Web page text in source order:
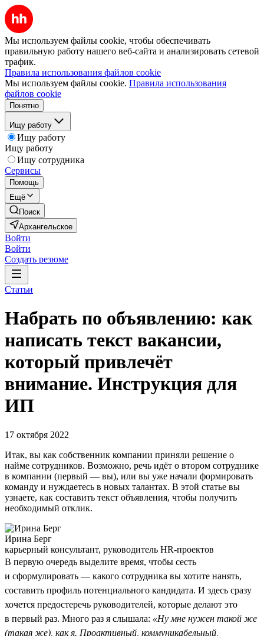
Мы используем файлы cookie, чтобы обеспечивать
правильную работу нашего веб-сайта и анализировать сетевой
трафик.
Правила использования файлов cookie
Мы используем файлы cookie. Правила использования
файлов cookie
Понятно
Ищу работу
Ищу работу
Ищу работу
Ищу сотрудника
Сервисы
Помощь
Ещё
Поиск
Архангельское
Войти
Войти
Создать резюме
Статьи
Набрать по объявлению: как
написать текст вакансии,
который привлечёт
внимание. Инструкция для
ИП
17 октября 2022
Итак, вы как собственник компании приняли решение о
найме сотрудников. Возможно, речь идёт о втором сотруднике
в компании (первый — вы), или вы уже начали формировать
команду и нуждаетесь в новых талантах. В этой статье вы
узнаете, как составить текст объявления, чтобы получить
необходимый отклик.
Ирина Берг
карьерный консультант, руководитель HR-проектов
В первую очередь выделите время, чтобы сесть
и сформулировать — какого сотрудника вы хотите нанять,
составить профиль потенциального кандидата. И здесь сразу
хочется предостеречь руководителей, которые делают это
в первый раз. Много раз я слышала: «Ну мне нужен такой же
(такая же), как я. Проактивный, коммуникабельный,